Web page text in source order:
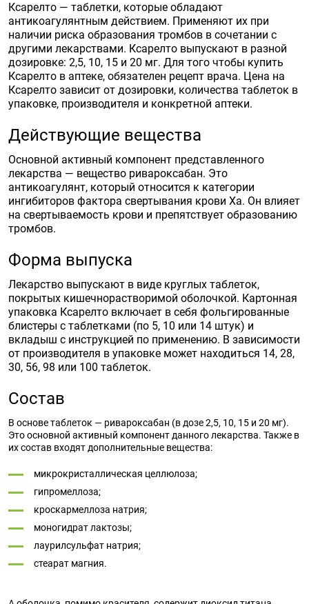
Ксарелто — таблетки, которые обладают
антикоагулянтным действием. Применяют их при
наличии риска образования тромбов в сочетании с
другими лекарствами. Ксарелто выпускают в разной
дозировке: 2,5, 10, 15 и 20 мг. Для того чтобы купить
Ксарелто в аптеке, обязателен рецепт врача. Цена на
Ксарелто зависит от дозировки, количества таблеток в
упаковке, производителя и конкретной аптеки.
Действующие вещества
Основной активный компонент представленного
лекарства — вещество ривароксабан. Это
антикоагулянт, который относится к категории
ингибиторов фактора свертывания крови Ха. Он влияет
на свертываемость крови и препятствует образованию
тромбов.
Форма выпуска
Лекарство выпускают в виде круглых таблеток,
покрытых кишечнорастворимой оболочкой. Картонная
упаковка Ксарелто включает в себя фольгированные
блистеры с таблетками (по 5, 10 или 14 штук) и
вкладыш с инструкцией по применению. В зависимости
от производителя в упаковке может находиться 14, 28,
30, 56, 98 или 100 таблеток.
Состав
В основе таблеток — ривароксабан (в дозе 2,5, 10, 15 и 20 мг).
Это основной активный компонент данного лекарства. Также в
их состав входят дополнительные вещества:
микрокристаллическая целлюлоза;
гипромеллоза;
кроскармеллоза натрия;
моногидрат лактозы;
лаурилсульфат натрия;
стеарат магния.